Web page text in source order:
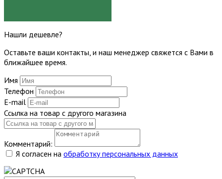
Нашли дешевле?
Оставьте ваши контакты, и наш менеджер свяжется с Вами в
ближайшее время.
Имя
Телефон
E-mail
Ссылка на товар с другого магазина
Комментарий:
Я согласен на обработку персональных данных